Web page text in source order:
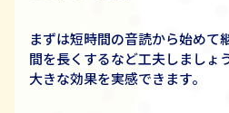
まずは短時間の音読から始めて
間を長くするなど工夫しましょ
大きな効果を実感できます。